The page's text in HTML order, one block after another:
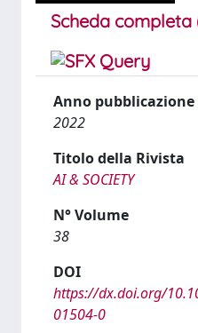
Scheda completa
Anno pubblicazione
2022
Titolo della Rivista
AI & SOCIETY
N° Volume
38
DOI
https://dx.doi.org/
01504-0